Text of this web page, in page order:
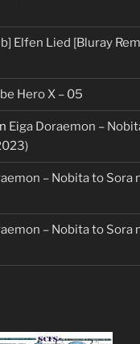
Elfen Lied [Bluray
Hero X – 05
Eiga Doraemon –
– Nobita to Sora
– Nobita to Sora